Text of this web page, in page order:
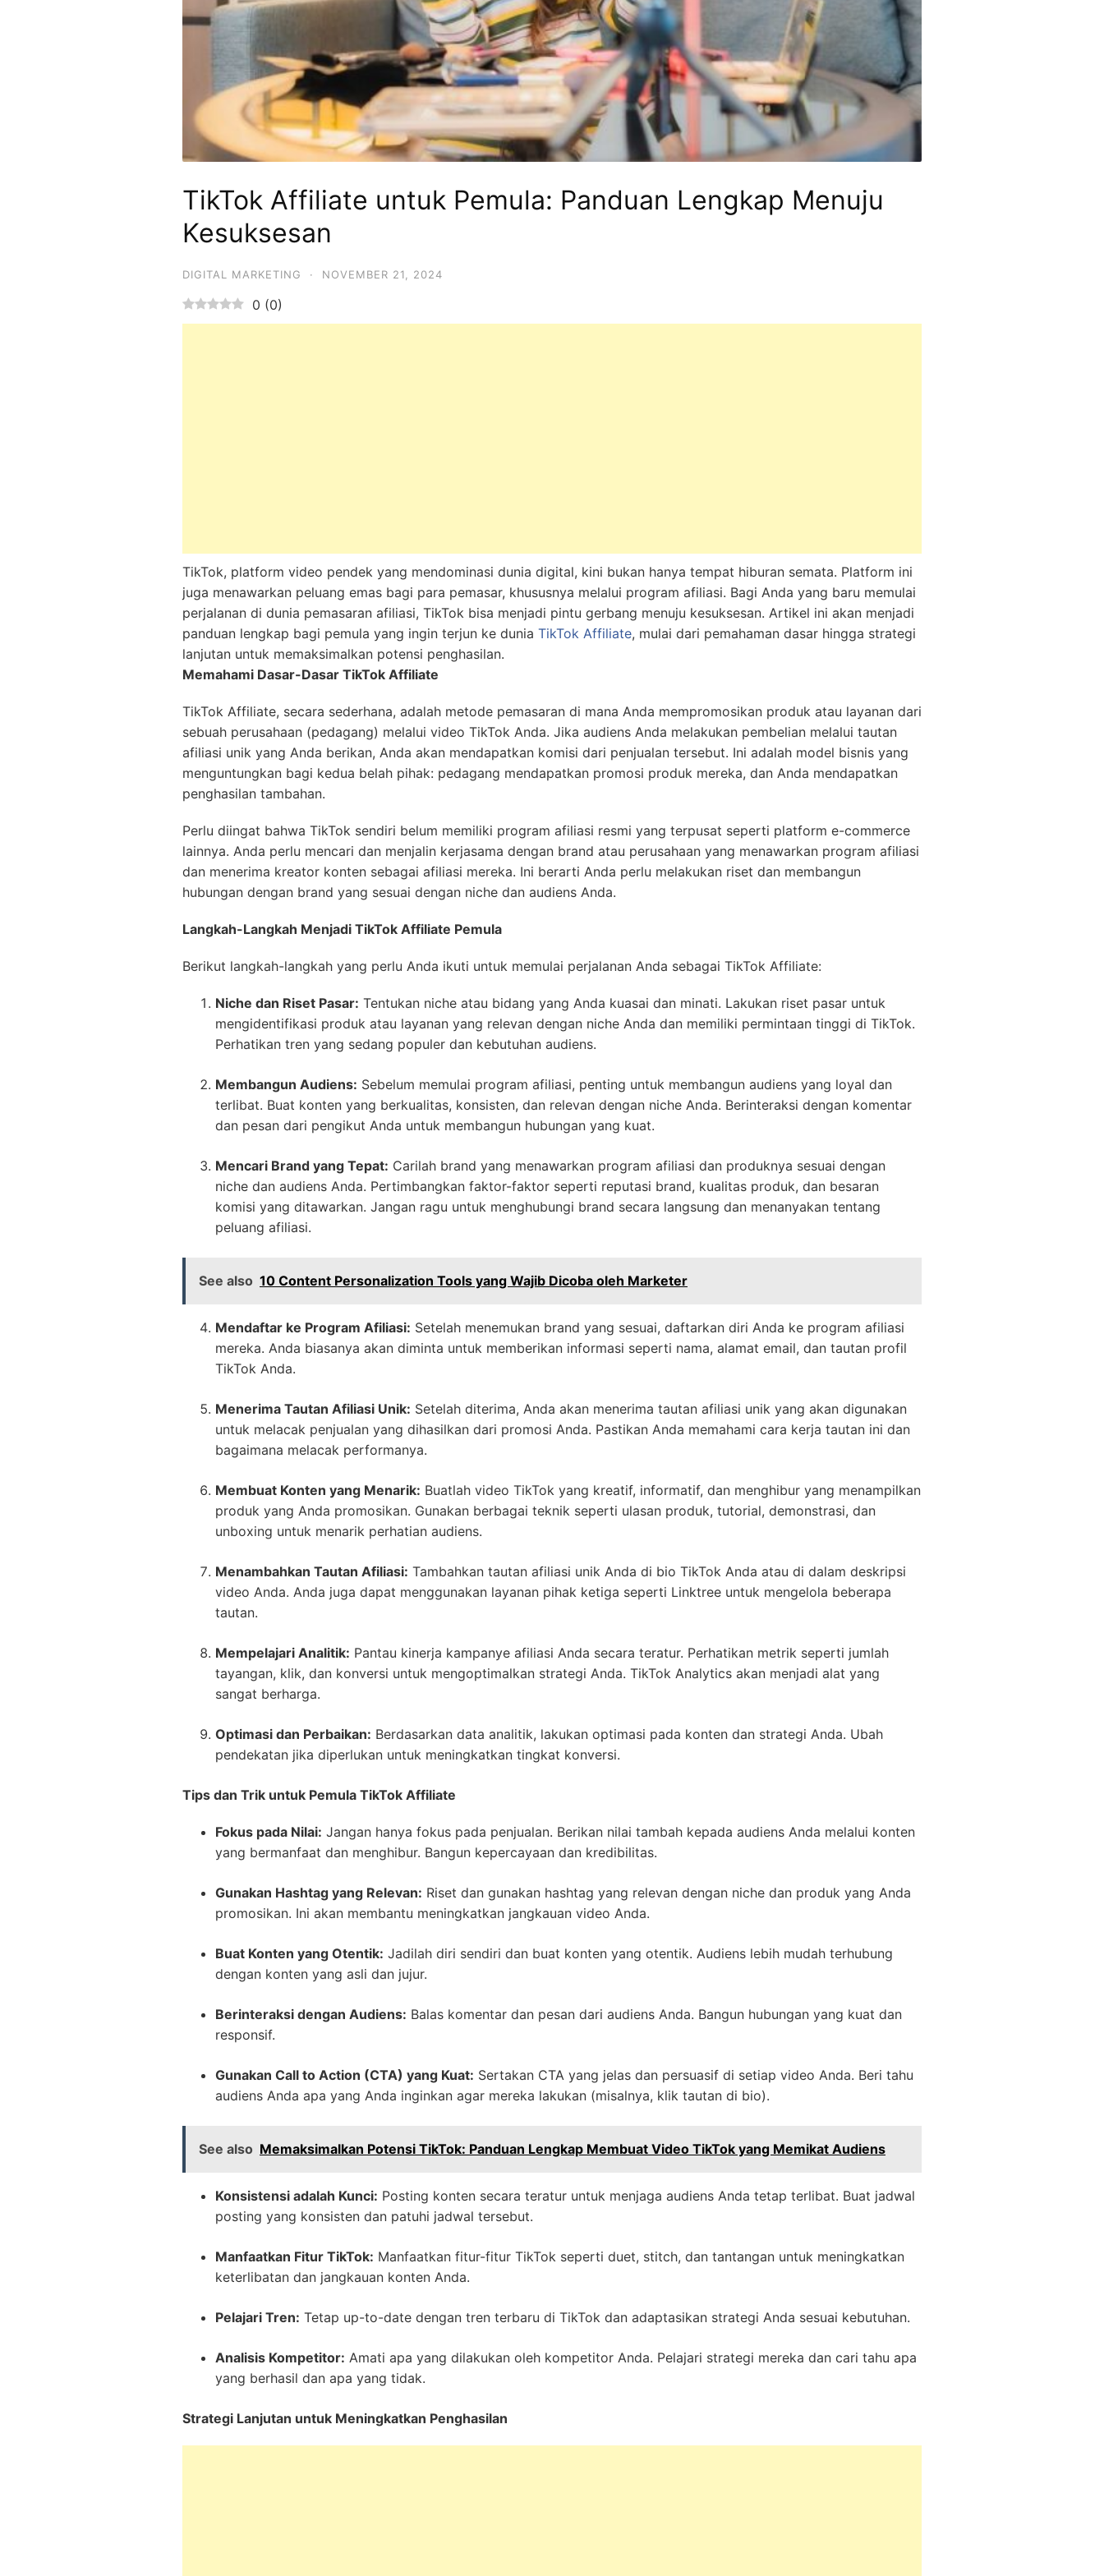
TikTok Affiliate untuk Pemula: Panduan Lengkap Menuju
Kesuksesan
DIGITAL MARKETING · NOVEMBER 21, 2024
0 (0)
TikTok, platform video pendek yang mendominasi dunia digital, kini bukan hanya tempat hiburan semata. Platform ini
juga menawarkan peluang emas bagi para pemasar, khususnya melalui program afiliasi. Bagi Anda yang baru memulai
perjalanan di dunia pemasaran afiliasi, TikTok bisa menjadi pintu gerbang menuju kesuksesan. Artikel ini akan menjadi
panduan lengkap bagi pemula yang ingin terjun ke dunia TikTok Affiliate, mulai dari pemahaman dasar hingga strategi
lanjutan untuk memaksimalkan potensi penghasilan.
Memahami Dasar-Dasar TikTok Affiliate
TikTok Affiliate, secara sederhana, adalah metode pemasaran di mana Anda mempromosikan produk atau layanan dari
sebuah perusahaan (pedagang) melalui video TikTok Anda. Jika audiens Anda melakukan pembelian melalui tautan
afiliasi unik yang Anda berikan, Anda akan mendapatkan komisi dari penjualan tersebut. Ini adalah model bisnis yang
menguntungkan bagi kedua belah pihak: pedagang mendapatkan promosi produk mereka, dan Anda mendapatkan
penghasilan tambahan.
Perlu diingat bahwa TikTok sendiri belum memiliki program afiliasi resmi yang terpusat seperti platform e-commerce
lainnya. Anda perlu mencari dan menjalin kerjasama dengan brand atau perusahaan yang menawarkan program afiliasi
dan menerima kreator konten sebagai afiliasi mereka. Ini berarti Anda perlu melakukan riset dan membangun
hubungan dengan brand yang sesuai dengan niche dan audiens Anda.
Langkah-Langkah Menjadi TikTok Affiliate Pemula
Berikut langkah-langkah yang perlu Anda ikuti untuk memulai perjalanan Anda sebagai TikTok Affiliate:
Niche dan Riset Pasar: Tentukan niche atau bidang yang Anda kuasai dan minati. Lakukan riset pasar untuk
mengidentifikasi produk atau layanan yang relevan dengan niche Anda dan memiliki permintaan tinggi di TikTok.
Perhatikan tren yang sedang populer dan kebutuhan audiens.
Membangun Audiens: Sebelum memulai program afiliasi, penting untuk membangun audiens yang loyal dan
terlibat. Buat konten yang berkualitas, konsisten, dan relevan dengan niche Anda. Berinteraksi dengan komentar
dan pesan dari pengikut Anda untuk membangun hubungan yang kuat.
Mencari Brand yang Tepat: Carilah brand yang menawarkan program afiliasi dan produknya sesuai dengan
niche dan audiens Anda. Pertimbangkan faktor-faktor seperti reputasi brand, kualitas produk, dan besaran
komisi yang ditawarkan. Jangan ragu untuk menghubungi brand secara langsung dan menanyakan tentang
peluang afiliasi.
See also 10 Content Personalization Tools yang Wajib Dicoba oleh Marketer
Mendaftar ke Program Afiliasi: Setelah menemukan brand yang sesuai, daftarkan diri Anda ke program afiliasi
mereka. Anda biasanya akan diminta untuk memberikan informasi seperti nama, alamat email, dan tautan profil
TikTok Anda.
Menerima Tautan Afiliasi Unik: Setelah diterima, Anda akan menerima tautan afiliasi unik yang akan digunakan
untuk melacak penjualan yang dihasilkan dari promosi Anda. Pastikan Anda memahami cara kerja tautan ini dan
bagaimana melacak performanya.
Membuat Konten yang Menarik: Buatlah video TikTok yang kreatif, informatif, dan menghibur yang menampilkan
produk yang Anda promosikan. Gunakan berbagai teknik seperti ulasan produk, tutorial, demonstrasi, dan
unboxing untuk menarik perhatian audiens.
Menambahkan Tautan Afiliasi: Tambahkan tautan afiliasi unik Anda di bio TikTok Anda atau di dalam deskripsi
video Anda. Anda juga dapat menggunakan layanan pihak ketiga seperti Linktree untuk mengelola beberapa
tautan.
Mempelajari Analitik: Pantau kinerja kampanye afiliasi Anda secara teratur. Perhatikan metrik seperti jumlah
tayangan, klik, dan konversi untuk mengoptimalkan strategi Anda. TikTok Analytics akan menjadi alat yang
sangat berharga.
Optimasi dan Perbaikan: Berdasarkan data analitik, lakukan optimasi pada konten dan strategi Anda. Ubah
pendekatan jika diperlukan untuk meningkatkan tingkat konversi.
Tips dan Trik untuk Pemula TikTok Affiliate
Fokus pada Nilai: Jangan hanya fokus pada penjualan. Berikan nilai tambah kepada audiens Anda melalui konten
yang bermanfaat dan menghibur. Bangun kepercayaan dan kredibilitas.
Gunakan Hashtag yang Relevan: Riset dan gunakan hashtag yang relevan dengan niche dan produk yang Anda
promosikan. Ini akan membantu meningkatkan jangkauan video Anda.
Buat Konten yang Otentik: Jadilah diri sendiri dan buat konten yang otentik. Audiens lebih mudah terhubung
dengan konten yang asli dan jujur.
Berinteraksi dengan Audiens: Balas komentar dan pesan dari audiens Anda. Bangun hubungan yang kuat dan
responsif.
Gunakan Call to Action (CTA) yang Kuat: Sertakan CTA yang jelas dan persuasif di setiap video Anda. Beri tahu
audiens Anda apa yang Anda inginkan agar mereka lakukan (misalnya, klik tautan di bio).
See also Memaksimalkan Potensi TikTok: Panduan Lengkap Membuat Video TikTok yang Memikat Audiens
Konsistensi adalah Kunci: Posting konten secara teratur untuk menjaga audiens Anda tetap terlibat. Buat jadwal
posting yang konsisten dan patuhi jadwal tersebut.
Manfaatkan Fitur TikTok: Manfaatkan fitur-fitur TikTok seperti duet, stitch, dan tantangan untuk meningkatkan
keterlibatan dan jangkauan konten Anda.
Pelajari Tren: Tetap up-to-date dengan tren terbaru di TikTok dan adaptasikan strategi Anda sesuai kebutuhan.
Analisis Kompetitor: Amati apa yang dilakukan oleh kompetitor Anda. Pelajari strategi mereka dan cari tahu apa
yang berhasil dan apa yang tidak.
Strategi Lanjutan untuk Meningkatkan Penghasilan